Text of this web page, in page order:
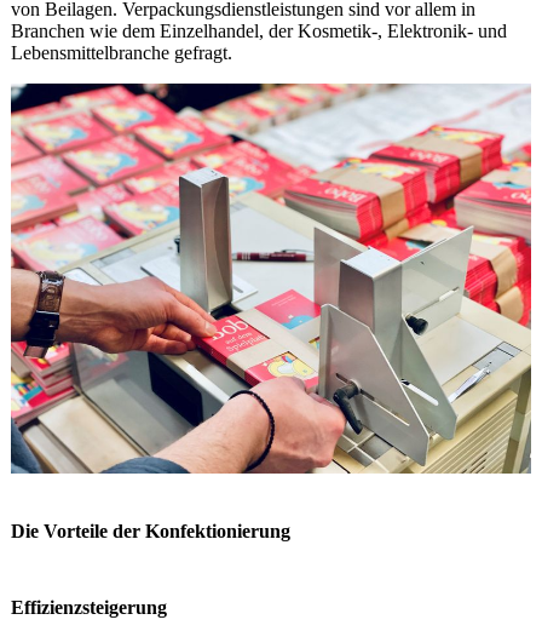
von Beilagen. Verpackungsdienstleistungen sind vor allem in
Branchen wie dem Einzelhandel, der Kosmetik-, Elektronik- und
Lebensmittelbranche gefragt.
Die Vorteile der Konfektionierung
Effizienzsteigerung